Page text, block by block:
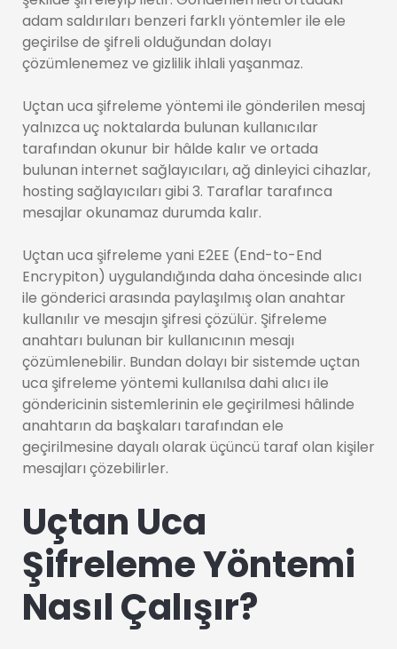
adam saldırıları benzeri farklı yöntemler ile ele
geçirilse de şifreli olduğundan dolayı
çözümlenemez ve gizlilik ihlali yaşanmaz.
Uçtan uca şifreleme yöntemi ile gönderilen mesaj
yalnızca uç noktalarda bulunan kullanıcılar
tarafından okunur bir hâlde kalır ve ortada
bulunan internet sağlayıcıları, ağ dinleyici cihazlar,
hosting sağlayıcıları gibi 3. Taraflar tarafınca
mesajlar okunamaz durumda kalır.
Uçtan uca şifreleme yani E2EE (End-to-End
Encrypiton) uygulandığında daha öncesinde alıcı
ile gönderici arasında paylaşılmış olan anahtar
kullanılır ve mesajın şifresi çözülür. Şifreleme
anahtarı bulunan bir kullanıcının mesajı
çözümlenebilir. Bundan dolayı bir sistemde uçtan
uca şifreleme yöntemi kullanılsa dahi alıcı ile
göndericinin sistemlerinin ele geçirilmesi hâlinde
anahtarın da başkaları tarafından ele
geçirilmesine dayalı olarak üçüncü taraf olan kişiler
mesajları çözebilirler.
Uçtan Uca
Şifreleme Yöntemi
Nasıl Çalışır?